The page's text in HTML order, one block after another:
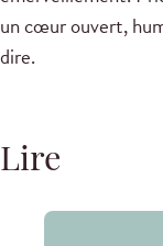
un cœur ouvert,
dire.
Lire